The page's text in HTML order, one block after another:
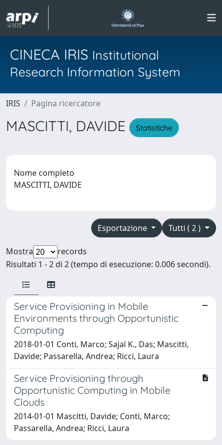
CINECA IRIS Institutional
Research Information System
IRIS Pagina ricercatore
MASCITTI, DAVIDE Statistiche
Nome completo
MASCITTI, DAVIDE
Tutti ( 2 )
Esportazione
Mostra
records
Risultati 1 - 2 di 2 (tempo di esecuzione: 0.006 secondi).
Service Provisioning in Mobile
Environments through Opportunistic
Computing
2018-01-01 Conti, Marco; Sajal K., Das; Mascitti,
Davide; Passarella, Andrea; Ricci, Laura
Service Provisioning through
Opportunistic Computing in Mobile
Clouds
2014-01-01 Mascitti, Davide; Conti, Marco;
Passarella, Andrea; Ricci, Laura